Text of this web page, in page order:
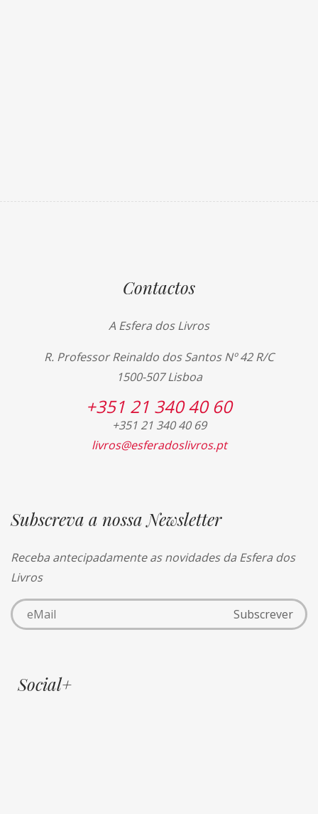
Contactos
A Esfera dos Livros
R. Professor Reinaldo dos Santos Nº 42 R/C
1500-507 Lisboa
+351 21 340 40 60
+351 21 340 40 69
livros@esferadoslivros.pt
Subscreva a nossa Newsletter
Receba antecipadamente as novidades da Esfera dos
Livros
Social+